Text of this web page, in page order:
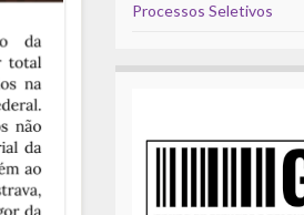
Processos Seletivos